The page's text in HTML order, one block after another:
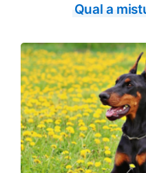
Qual a